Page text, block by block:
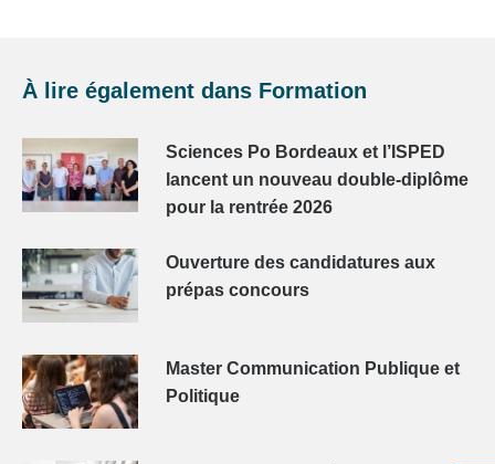
À lire également dans Formation
Sciences Po Bordeaux et l’ISPED
lancent un nouveau double-diplôme
pour la rentrée 2026
Ouverture des candidatures aux
prépas concours
Master Communication Publique et
Politique